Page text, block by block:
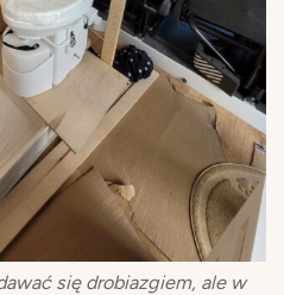
się drobiazgiem, ale w